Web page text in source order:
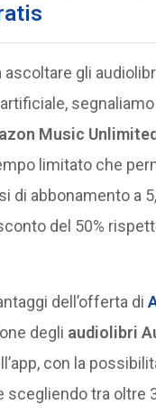
ascoltare gli
Music Unlimited
limitato che
di abbonamento a
del 50%
dell’offerta di
degli audiolibri
con la
scegliendo tra oltre